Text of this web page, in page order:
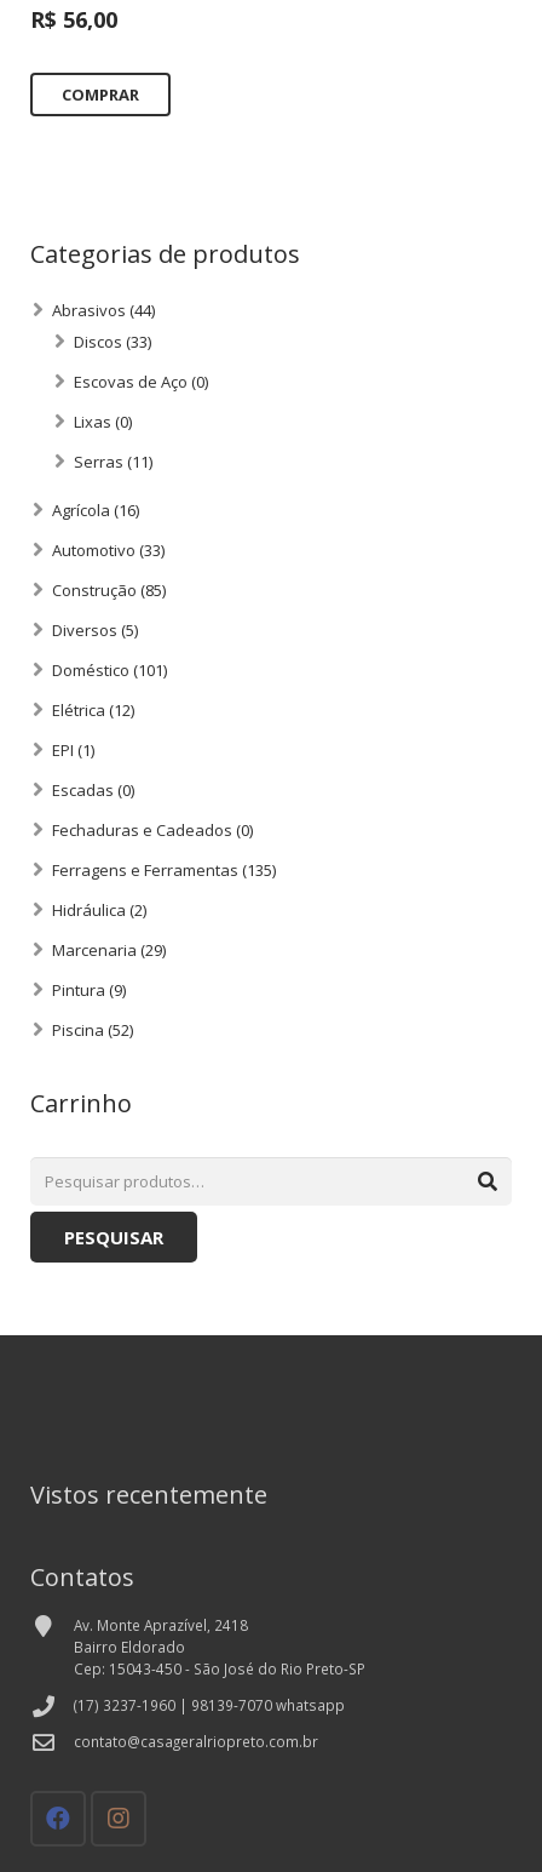
R$ 56,00
COMPRAR
Categorias de produtos
Abrasivos (44)
Discos (33)
Escovas de Aço (0)
Lixas (0)
Serras (11)
Agrícola (16)
Automotivo (33)
Construção (85)
Diversos (5)
Doméstico (101)
Elétrica (12)
EPI (1)
Escadas (0)
Fechaduras e Cadeados (0)
Ferragens e Ferramentas (135)
Hidráulica (2)
Marcenaria (29)
Pintura (9)
Piscina (52)
Carrinho
PESQUISAR
Vistos recentemente
Contatos
Av. Monte Aprazível, 2418
Bairro Eldorado
Cep: 15043-450 - São José do Rio Preto-SP
(17) 3237-1960 | 98139-7070 whatsapp
contato@casageralriopreto.com.br